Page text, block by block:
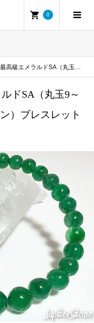
0
SA（丸玉9～5.5mmサイズグラデーション）ブレスレット
ドSA（丸玉9～
）ブレスレット